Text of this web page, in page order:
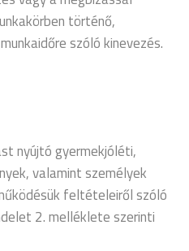
történő,
szóló kinevezés.
nyújtó gyermekjóléti,
valamint személyek
feltételeiről szóló
2. melléklete szerinti